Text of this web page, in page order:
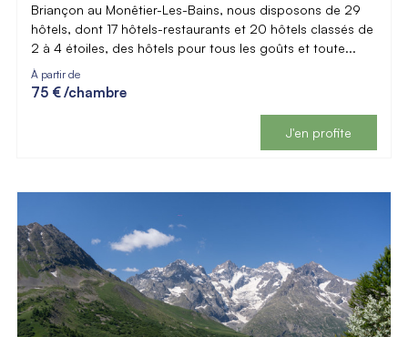
Briançon au Monêtier-Les-Bains, nous disposons de 29
hôtels, dont 17 hôtels-restaurants et 20 hôtels classés de
2 à 4 étoiles, des hôtels pour tous les goûts et toute...
À partir de
75 €/chambre
J'en profite